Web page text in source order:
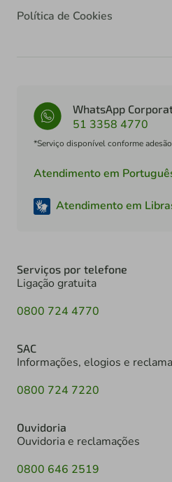
Política de Cookies
WhatsApp
51 3358 4770
*Serviço disponível conforme
Atendimento em
Atendimento em
Serviços por telefone
Ligação gratuita
0800 724 4770
SAC
Informações, elogios e
0800 724 7220
Ouvidoria
Ouvidoria e reclamações
0800 646 2519